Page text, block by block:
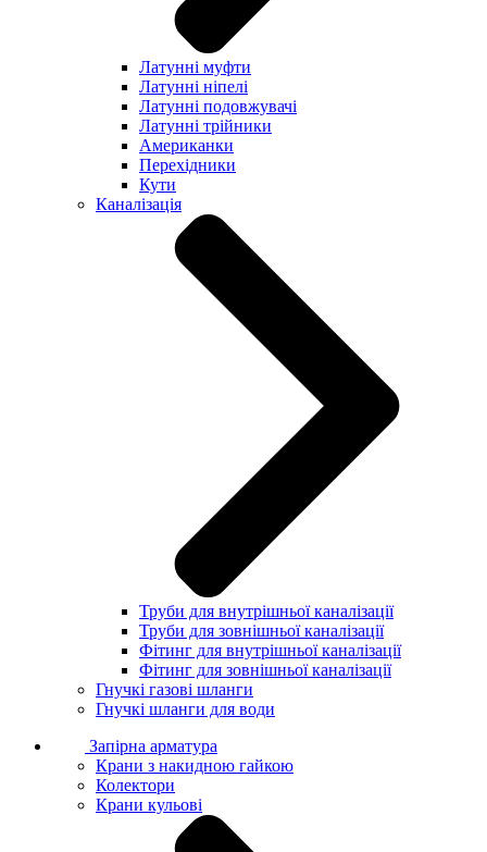
Латунні муфти
Латунні ніпелі
Латунні подовжувачі
Латунні трійники
Американки
Перехідники
Кути
Каналізація
Труби для внутрішньої каналізації
Труби для зовнішньої каналізації
Фітинг для внутрішньої каналізації
Фітинг для зовнішньої каналізації
Гнучкі газові шланги
Гнучкі шланги для води
Запірна арматура
Крани з накидною гайкою
Колектори
Крани кульові